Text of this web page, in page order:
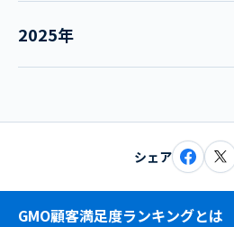
2025年
シェア
GMO顧客満足度ランキングとは